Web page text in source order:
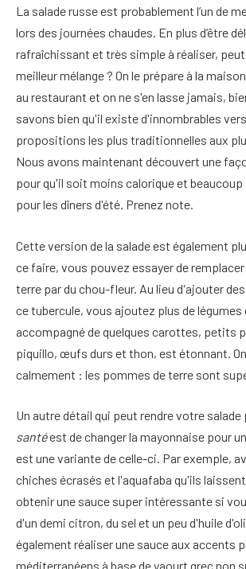
La salade russe est probablement l’un de
lors des journées chaudes. En plus d’être
rafraîchissant et très simple à réaliser,
meilleur mélange ? On le prépare à la
au restaurant et on ne s'en lasse jamais,
savons bien qu'il existe d'innombrables
propositions les plus traditionnelles aux
Nous avons maintenant découvert une
pour qu'il soit moins calorique et beaucoup
pour les dîners d'été. Prenez note.
Cette version de la salade est également
ce faire, vous pouvez essayer de
terre par du chou-fleur. Au lieu d'ajouter
ce tubercule, vous ajoutez plus de
accompagné de quelques carottes, petits
piquillo, œufs durs et thon, est étonnant.
calmement : les pommes de terre sont
Un autre détail qui peut rendre votre salade
santéest de changer la mayonnaise pour
est une variante de celle-ci. Par exemple,
chiches écrasés et l'aquafaba qu'ils
obtenir une sauce super intéressante si
d'un demi citron, du sel et un peu d'huile
également réaliser une sauce aux accents
méditerranéens à base de yaourt grec non